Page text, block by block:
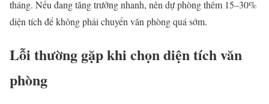
tháng. Nếu đang tăng trưởng nhanh, nên dự phòng thêm 15–30%
diện tích để không phải chuyển văn phòng quá sớm.
Lỗi thường gặp khi chọn diện tích văn
phòng